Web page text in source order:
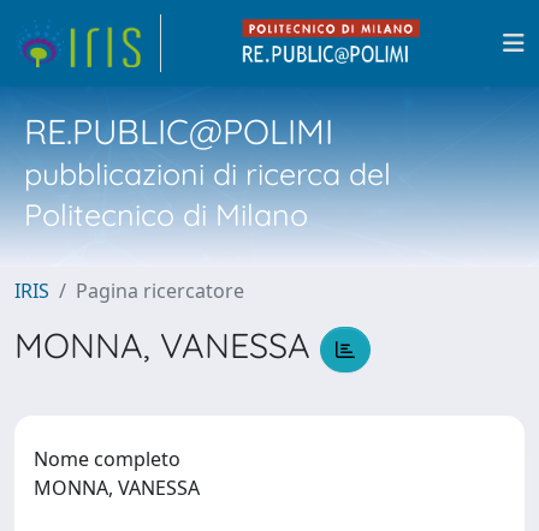
RE.PUBLIC@POLIMI
pubblicazioni di ricerca del
Politecnico di Milano
IRIS Pagina ricercatore
MONNA, VANESSA
Nome completo
MONNA, VANESSA